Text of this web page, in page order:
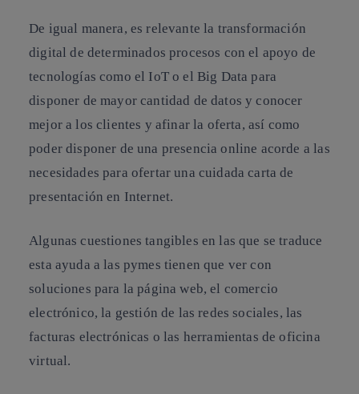
De igual manera, es relevante la transformación
digital de determinados procesos con el apoyo de
tecnologías como el IoT o el Big Data para
disponer de mayor cantidad de datos y conocer
mejor a los clientes y afinar la oferta, así como
poder disponer de una presencia online acorde a las
necesidades para ofertar una cuidada carta de
presentación en Internet.
Algunas cuestiones tangibles en las que se traduce
esta ayuda a las pymes tienen que ver con
soluciones para la página web, el comercio
electrónico, la gestión de las redes sociales, las
facturas electrónicas o las herramientas de oficina
virtual.